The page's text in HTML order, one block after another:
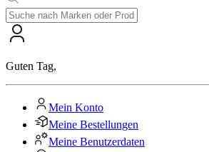
Guten Tag,
Mein Konto
Meine Bestellungen
Meine Benutzerdaten